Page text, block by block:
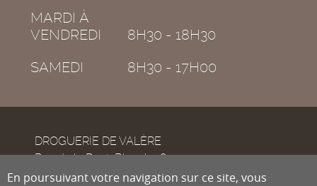
MARDI À
VENDREDI
8H30 - 18H30
SAMEDI
8H30 - 17H00
DROGUERIE DE VALÈRE
Rue de la Dent-Blanche 8
CH-1950
En poursuivant votre navigation sur ce site, vous